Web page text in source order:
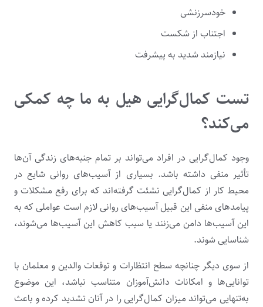
خودسرزنشی
اجتناب از شکست
نیازمند شدید به پیشرفت
تست کمال‌گرایی هیل به ما چه کمکی
می‌کند؟
وجود کمال‌گرایی در افراد می‌تواند بر تمام جنبه‌های زندگی آن‌ها
تأثیر منفی داشته باشد. بسیاری از آسیب‌های روانی شایع در
محیط کار از کمال‌گرایی نشئت گرفته‌اند که برای رفع مشکلات و
پیامدهای منفی این قبیل آسیب‌های روانی لازم است عواملی که به
این آسیب‌ها دامن می‌زنند یا سبب کاهش این آسیب‌ها می‌شوند،
شناسایی شوند.
از سوی دیگر چنانچه سطح انتظارات و توقعات والدین و معلمان با
توانایی‌ها و امکانات دانش‌آموزان متناسب نباشد، این موضوع
به‌تنهایی می‌تواند میزان کمال‌گرایی را در آنان تشدید کرده و باعث